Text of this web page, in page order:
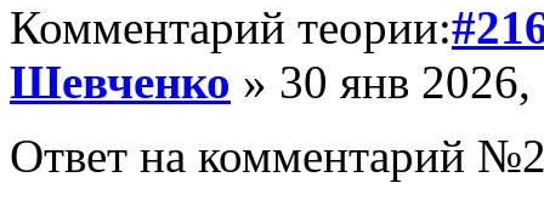
Комментарий теории:
Шевченко » 30 янв
Ответ на комментарий